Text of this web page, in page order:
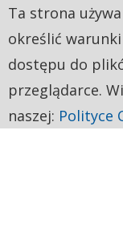
Ta strona
określić
dostępu do
przeglądarce.
naszej: Polityce